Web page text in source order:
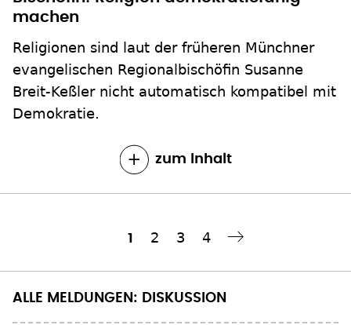
machen
Religionen sind laut der früheren Münchner
evangelischen Regionalbischöfin Susanne
Breit-Keßler nicht automatisch kompatibel mit
Demokratie.
zum Inhalt
Aktuelle
1 Seite
2 Seite
3 Seite
4
››
ALLE MELDUNGEN: DISKUSSION